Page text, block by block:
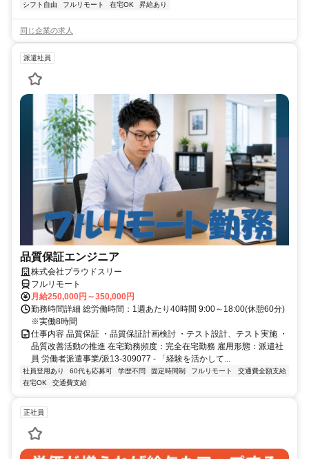
シフト自由 フルリモート 在宅OK 昇給あり
同じ企業の求人
派遣社員
品質保証エンジニア
株式会社プラウドスリー
フルリモート
月給250,000円～350,000円
勤務時間詳細 総労働時間：1週あたり40時間 9:00～18:00(休憩60分)
※実働8時間
仕事内容 品質保証 ・品質保証計画検討 ・テスト設計、テスト実施 ・
品質改善活動の推進 在宅勤務頻度：完全在宅勤務 雇用形態：派遣社
員 労働者派遣事業/派13-309077 - 「経験を活かして...
社員登用あり 60代も応募可 学歴不問 固定時間制 フルリモート
交通費全額支給
在宅OK
交通費支給
正社員